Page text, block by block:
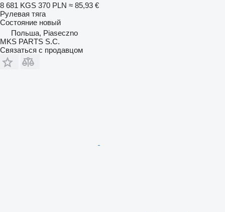
8 681 KGS 370 PLN ≈ 85,93 €
Рулевая тяга
Состояние новый
Польша, Piaseczno
MKS PARTS S.C.
Связаться с продавцом